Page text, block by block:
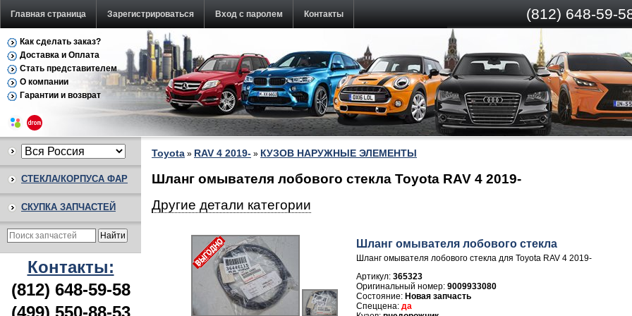
Главная страница Зарегистрироваться Вход с паролем Контакты (812) 648-59-
Как сделать заказ?
Доставка и Оплата
Стать представителем
О компании
Гарантии и возврат
СТЕКЛА/КОРПУСА ФАР
СКУПКА ЗАПЧАСТЕЙ
Контакты:
(812) 648-59-58
(499) 550-88-53
Toyota » RAV 4 2019- » КУЗОВ НАРУЖНЫЕ ЭЛЕМЕНТЫ
Шланг омывателя лобового стекла Toyota RAV 4 2019-
Другие детали категории
Шланг омывателя лобового стекла
Шланг омывателя лобового стекла для Toyota RAV 4 2019-
Артикул: 365323
9009933080
Новая запчасть
да